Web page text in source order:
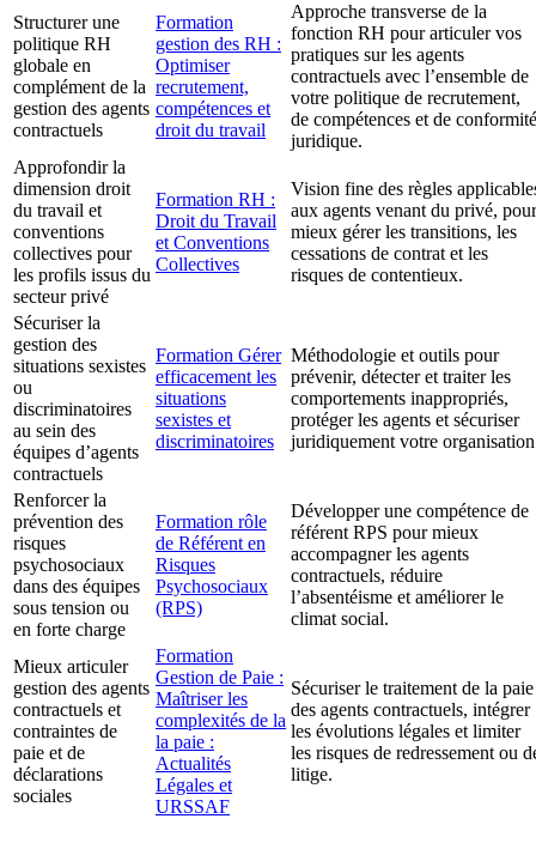
Structurer une
politique RH
globale en
complément de la
gestion des agents
contractuels
Formation
gestion des RH :
Optimiser
recrutement,
compétences et
droit du travail
Approche transverse de la
fonction RH pour articuler vos
pratiques sur les agents
contractuels avec l’ensemble de
votre politique de recrutement,
de compétences et de conformité
juridique.
Approfondir la
dimension droit
du travail et
conventions
collectives pour
les profils issus du
secteur privé
Formation RH :
Droit du Travail
et Conventions
Collectives
Vision fine des règles
aux agents venant du privé, pour
mieux gérer les transitions, les
cessations de contrat et les
risques de contentieux.
Sécuriser la
gestion des
situations sexistes
ou
discriminatoires
au sein des
équipes d’agents
contractuels
Formation Gérer
efficacement les
situations
sexistes et
discriminatoires
Méthodologie et outils pour
prévenir, détecter et traiter les
comportements inappropriés,
protéger les agents et sécuriser
juridiquement votre
Renforcer la
prévention des
risques
psychosociaux
dans des équipes
sous tension ou
en forte charge
Formation rôle
de Référent en
Risques
Psychosociaux
(RPS)
Développer une compétence de
référent RPS pour mieux
accompagner les agents
contractuels, réduire
l’absentéisme et améliorer le
climat social.
Mieux articuler
gestion des agents
contractuels et
contraintes de
paie et de
déclarations
sociales
Formation
Gestion de Paie :
Maîtriser les
complexités de la
la paie :
Actualités
Légales et
URSSAF
Sécuriser le traitement de la paie
des agents contractuels, intégrer
les évolutions légales et limiter
les risques de redressement ou
litige.